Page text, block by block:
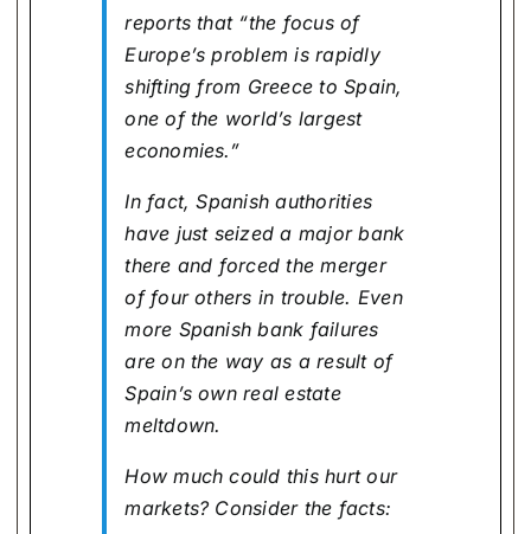
reports that “the focus of
Europe’s problem is rapidly
shifting from Greece to Spain,
one of the world’s largest
economies.”
In fact, Spanish authorities
have just seized a major bank
there and forced the merger
of four others in trouble. Even
more Spanish bank failures
are on the way as a result of
Spain’s own real estate
meltdown.
How much could this hurt our
markets? Consider the facts: